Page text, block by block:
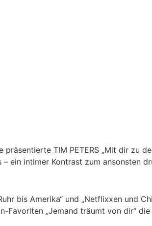
TIM PETERS „Mit dir zu
ein intimer Kontrast zum ansonsten
bis Amerika“ und „Netflixxen und
„Jemand träumt von dir“